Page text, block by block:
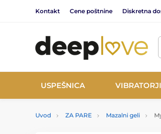
Kontakt Cene poštnine Diskretna
USPEŠNICA VIBRATORJI
Uvod ZA PARE Mazalni geli